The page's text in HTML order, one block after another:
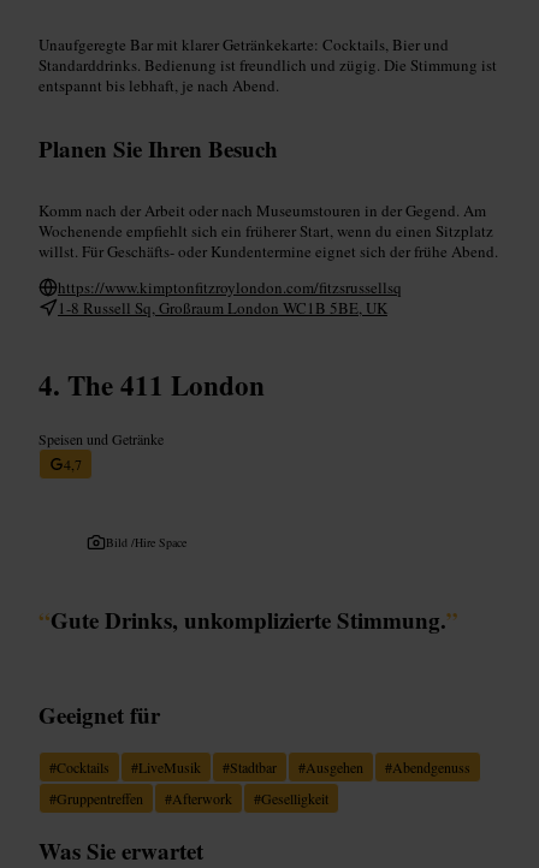
Unaufgeregte Bar mit klarer Getränkekarte: Cocktails, Bier und
Standarddrinks. Bedienung ist freundlich und zügig. Die Stimmung ist
entspannt bis lebhaft, je nach Abend.
Planen Sie Ihren Besuch
Komm nach der Arbeit oder nach Museumstouren in der Gegend. Am
Wochenende empfiehlt sich ein früherer Start, wenn du einen Sitzplatz
willst. Für Geschäfts- oder Kundentermine eignet sich der frühe Abend.
https://www.kimptonfitzroylondon.com/fitzsrussellsq
1-8 Russell Sq, Großraum London WC1B 5BE, UK
The 411 London
Speisen und Getränke
4,7
Bild /Hire Space
“Gute Drinks, unkomplizierte Stimmung.”
Geeignet für
#Cocktails #LiveMusik #Stadtbar #Ausgehen #Abendgenuss
#Gruppentreffen #Afterwork #Geselligkeit
Was Sie erwartet